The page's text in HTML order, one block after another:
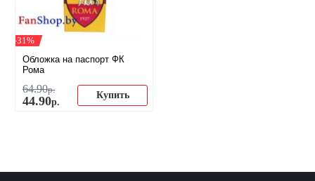
-31%
Обложка на паспорт ФК
Рома
64.90р.
44.90р.
Купить